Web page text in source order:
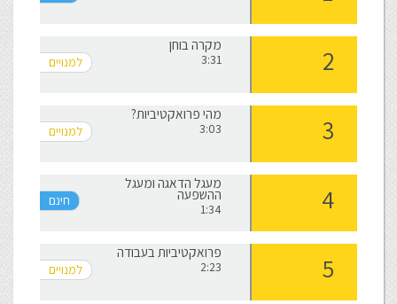
מקרה בוחן
3:31
מהי פרואקטיביות?
3:03
מעגל הדאגה ומעגל
ההשפעה
1:34
פרואקטיביות בעבודה
2:23